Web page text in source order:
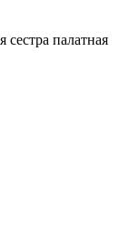
сестра палатная